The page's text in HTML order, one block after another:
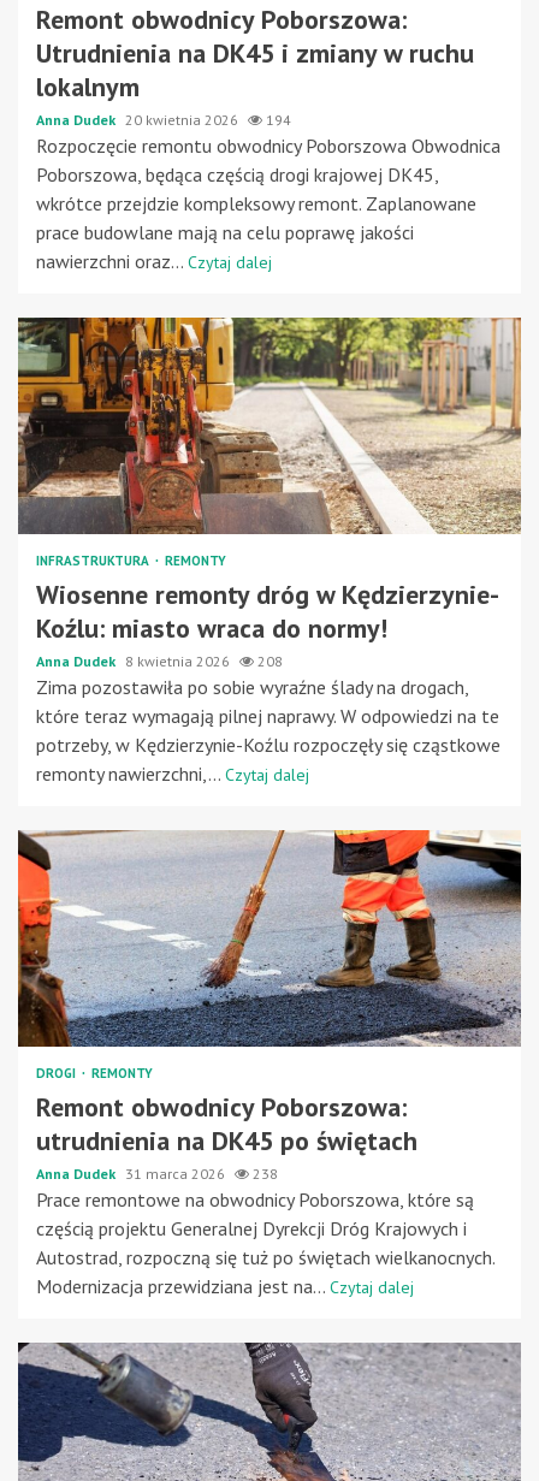
Remont obwodnicy Poborszowa:
Utrudnienia na DK45 i zmiany w ruchu
lokalnym
Anna Dudek 20 kwietnia 2026 194
Rozpoczęcie remontu obwodnicy Poborszowa Obwodnica
Poborszowa, będąca częścią drogi krajowej DK45,
wkrótce przejdzie kompleksowy remont. Zaplanowane
prace budowlane mają na celu poprawę jakości
nawierzchni oraz... Czytaj dalej
INFRASTRUKTURA REMONTY
Wiosenne remonty dróg w Kędzierzynie-
Koźlu: miasto wraca do normy!
Anna Dudek 8 kwietnia 2026 208
Zima pozostawiła po sobie wyraźne ślady na drogach,
które teraz wymagają pilnej naprawy. W odpowiedzi na te
potrzeby, w Kędzierzynie-Koźlu rozpoczęły się cząstkowe
remonty nawierzchni,... Czytaj dalej
DROGI REMONTY
Remont obwodnicy Poborszowa:
utrudnienia na DK45 po świętach
Anna Dudek 31 marca 2026 238
Prace remontowe na obwodnicy Poborszowa, które są
częścią projektu Generalnej Dyrekcji Dróg Krajowych i
Autostrad, rozpoczną się tuż po świętach wielkanocnych.
Modernizacja przewidziana jest na... Czytaj dalej